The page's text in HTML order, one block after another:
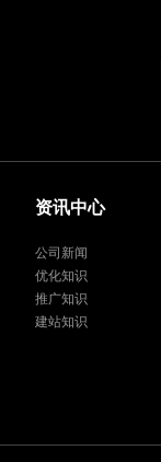
资讯中心
公司新闻
优化知识
推广知识
建站知识